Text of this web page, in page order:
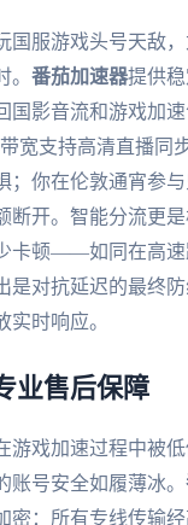
国服游戏头号天敌
番茄加速器提供
国影音流和游戏加
宽支持高清直播同
；你在伦敦通宵参
断开。智能分流更
卡顿——如同在高速
是对抗延迟的最终
实时响应。
业售后保障
游戏加速过程中被
账号安全如履薄冰。
密：所有专线传输经